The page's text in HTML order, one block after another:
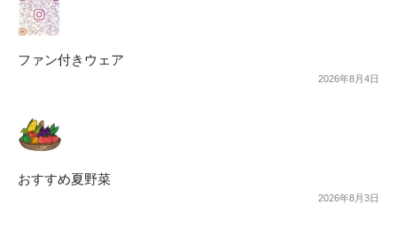
ファン付きウェア
2026年8月4日
おすすめ夏野菜
2026年8月3日